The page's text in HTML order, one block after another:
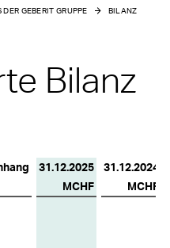
GEBERIT GRUPPE
BILANZ
Bilanz
31.12.2025
31.12.2024
MCHF
MCHF